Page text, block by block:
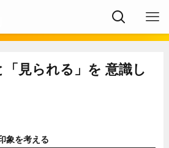
「見られる」を 意識し
象を考える